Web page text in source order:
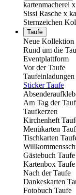
kartenmacherei
Sissi Rasche x
Sternzeichen
Taufe
Neue Kollektion
Rund um die
Eventplattform
Vor der Taufe
Taufeinladungen
Sticker Taufe
Am Tag der
Taufkerzen
Kirchenheft
Menükarten
Tischkarten
Gästebuch Taufe
Kartenbox Taufe
Nach der Taufe
Dankeskarten
Fotobuch Taufe